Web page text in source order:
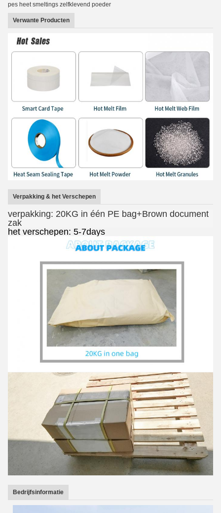
pes heet smeltings zelfklevend poeder
Verwante Producten
Verpakking & het Verschepen
verpakking: 20KG in één PE bag+Brown document
zak
het verschepen: 5-7days
Bedrijfsinformatie